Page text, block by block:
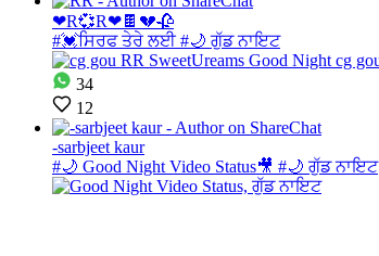
❤R💞R❤🍫💔🥀
#💓ਸਿਰਫ ਤੇਰੇ ਲਈ #🌙 ਗੁੱਡ ਨਾਇਟ
34
12
-sarbjeet kaur
#🌙 Good Night Video Status🎥 #🌙 ਗੁੱਡ ਨਾਇਟ